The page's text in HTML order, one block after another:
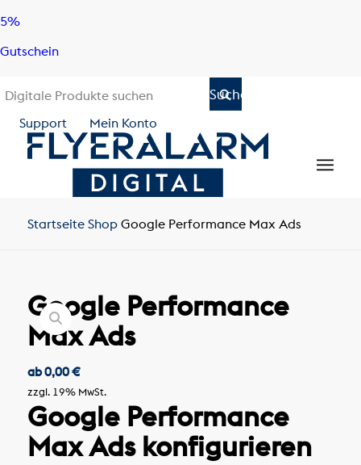
Skip
content
Skip
navigation
5%
Gutschein
Support Mein Konto
Startseite Shop Google Performance Max Ads
Google Performance
Max Ads
ab0,00€
zzgl. 19% MwSt.
Google Performance
Max Ads konfigurieren